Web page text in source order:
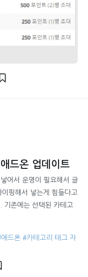
드온 업데이트
어서 운영이 필요해서 글
핑해서 넣는게 힘들다고
기존에는 선택된 카테고
드온 #카테고리 태그 자